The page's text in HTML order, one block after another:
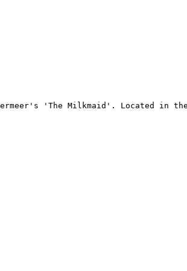
'The Milkmaid'. Located in